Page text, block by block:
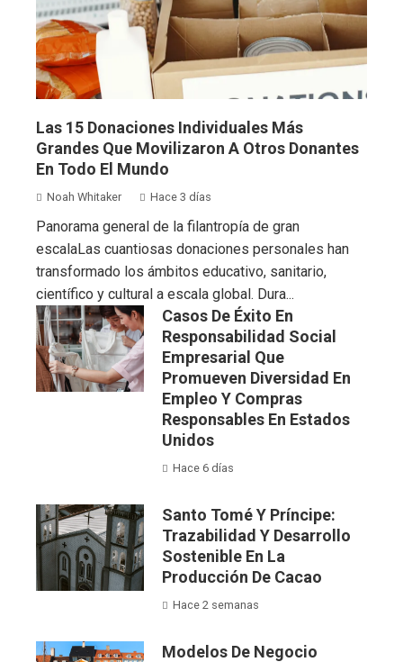
Las 15 Donaciones Individuales Más
Grandes Que Movilizaron A Otros Donantes
En Todo El Mundo
Noah Whitaker Hace 3 días
Panorama general de la filantropía de gran
escalaLas cuantiosas donaciones personales han
transformado los ámbitos educativo, sanitario,
científico y cultural a escala global. Dura...
Casos De Éxito En
Responsabilidad Social
Empresarial Que
Promueven Diversidad En
Empleo Y Compras
Responsables En Estados
Unidos
Hace 6 días
Santo Tomé Y Príncipe:
Trazabilidad Y Desarrollo
Sostenible En La
Producción De Cacao
Hace 2 semanas
Modelos De Negocio